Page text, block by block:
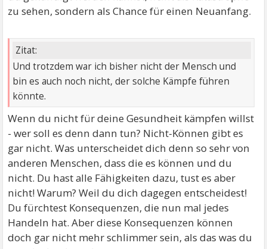
zu sehen, sondern als Chance für einen Neuanfang.
Zitat:
Und trotzdem war ich bisher nicht der Mensch und
bin es auch noch nicht, der solche Kämpfe führen
könnte.
Wenn du nicht für deine Gesundheit kämpfen willst
- wer soll es denn dann tun? Nicht-Können gibt es
gar nicht. Was unterscheidet dich denn so sehr von
anderen Menschen, dass die es können und du
nicht. Du hast alle Fähigkeiten dazu, tust es aber
nicht! Warum? Weil du dich dagegen entscheidest!
Du fürchtest Konsequenzen, die nun mal jedes
Handeln hat. Aber diese Konsequenzen können
doch gar nicht mehr schlimmer sein, als das was du